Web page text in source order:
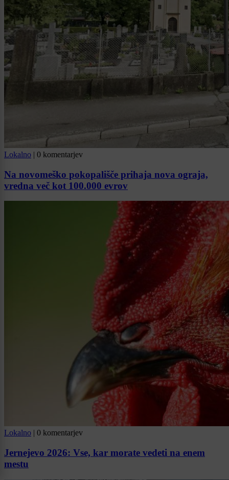
Lokalno | 0 komentarjev
Na novomeško pokopališče prihaja nova ograja,
vredna več kot 100.000 evrov
Lokalno | 0 komentarjev
Jernejevo 2026: Vse, kar morate vedeti na enem
mestu